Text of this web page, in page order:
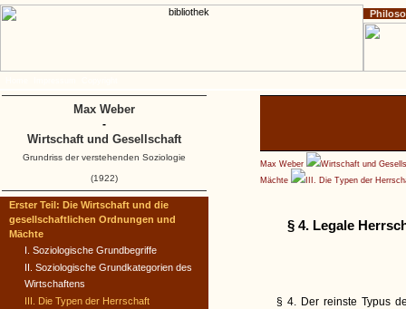
Max Weber
Wirtschaft und
Mächte
III. Die Typen der
§ 4. Legale
§ 4. Der reinste Typus
Erster Teil: Die Wirtschaft und die
gesellschaftlichen Ordnungen und
Mächte
I. Soziologische Grundbegriffe
II. Soziologische Grundkategorien des
Wirtschaftens
III. Die Typen der Herrschaft
Max Weber
-
Wirtschaft und Gesellschaft
Grundriss der verstehenden Soziologie
(1922)